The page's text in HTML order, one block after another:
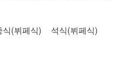
식(뷔페식) 석식(뷔페식)